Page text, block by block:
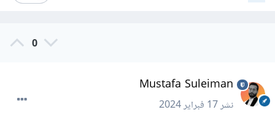
0
Mustafa Suleiman
نشر17 فبراير 2024